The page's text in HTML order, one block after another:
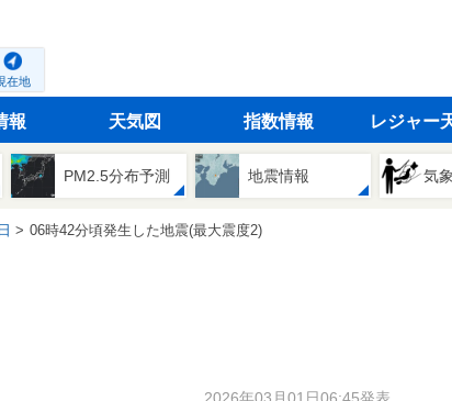
在地
報 天気図 指数情報 レジャー
PM2.5分布予測 地震情報 気
06時42分頃発生した地震(最大震度2)